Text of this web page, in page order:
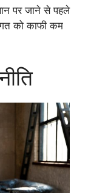
पर जाने से पहले
को काफी कम